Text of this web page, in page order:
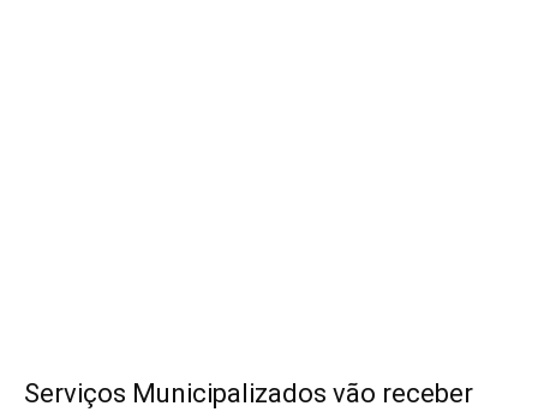
Serviços Municipalizados vão receber